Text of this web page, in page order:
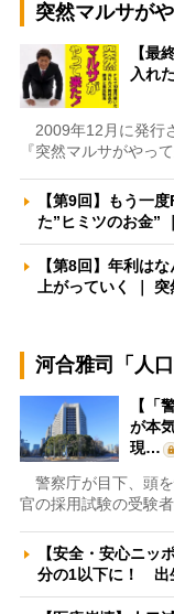
突然マルサが
【最
入れ
2009年12月に発行
『突然マルサがやっ
【第9回】もう一
た”ヒミツのお金”
【第8回】年利は
上がっていく ｜
河合雅司「人
【「
が本
現…
警察庁が目下、頭
官の採用試験の受験
【安全・安心ニッ
分の1以下に！ 出